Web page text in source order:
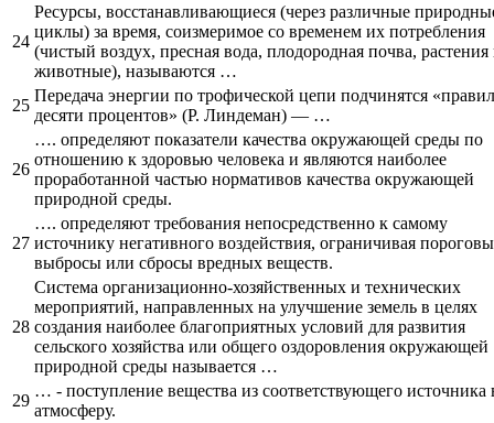
24
Ресурсы, восстанавливающиеся (через различные
циклы) за время, соизмеримое со временем их потребления
(чистый воздух, пресная вода, плодородная почва, растения
животные), называются …
25
Передача энергии по трофической цепи подчинятся
десяти процентов» (Р. Линдеман) — …
26
…. определяют показатели качества окружающей среды по
отношению к здоровью человека и являются наиболее
проработанной частью нормативов качества окружающей
природной среды.
27
…. определяют требования непосредственно к самому
источнику негативного воздействия, ограничивая
выбросы или сбросы вредных веществ.
28
Система организационно-хозяйственных и технических
мероприятий, направленных на улучшение земель в целях
создания наиболее благоприятных условий для развития
сельского хозяйства или общего оздоровления окружающей
природной среды называется …
29
… - поступление вещества из соответствующего источника
атмосферу.